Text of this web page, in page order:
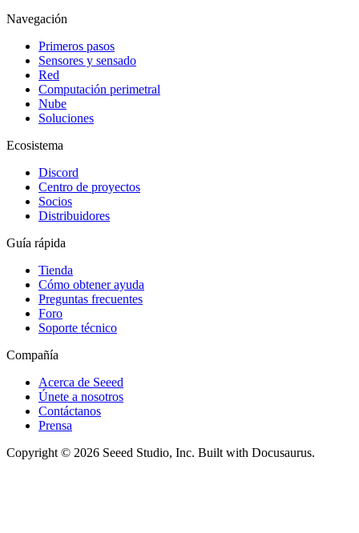
Navegación
Primeros pasos
Sensores y sensado
Red
Computación perimetral
Nube
Soluciones
Ecosistema
Discord
Centro de proyectos
Socios
Distribuidores
Guía rápida
Tienda
Cómo obtener ayuda
Preguntas frecuentes
Foro
Soporte técnico
Compañía
Acerca de Seeed
Únete a nosotros
Contáctanos
Prensa
Copyright © 2026 Seeed Studio, Inc. Built with Docusaurus.